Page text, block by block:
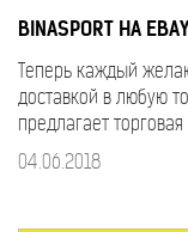
BINASPORT НА EBAY
Теперь каждый
доставкой в любую
предлагает
04.06.2018